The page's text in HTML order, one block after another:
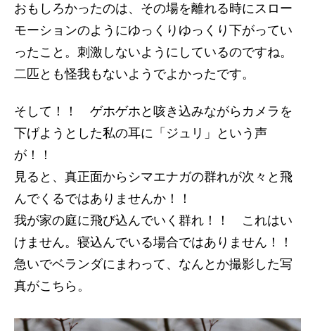
おもしろかったのは、その場を離れる時にスロー
モーションのようにゆっくりゆっくり下がってい
ったこと。刺激しないようにしているのですね。
二匹とも怪我もないようでよかったです。
そして！！ ゲホゲホと咳き込みながらカメラを
下げようとした私の耳に「ジュリ」という声
が！！
見ると、真正面からシマエナガの群れが次々と飛
んでくるではありませんか！！
我が家の庭に飛び込んでいく群れ！！ これはい
けません。寝込んでいる場合ではありません！！
急いでベランダにまわって、なんとか撮影した写
真がこちら。